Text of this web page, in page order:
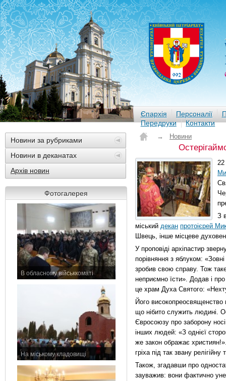
Єпархія Персоналії
Передруки
Контакти
Новини за рубриками
Новини в деканатах
Архів новин
Фотогалерея
В обласному військкоматі
На міському кладовищі
→ Новини
З
міський декан протоієрей
Швець, інше місцеве
У проповіді архіпастир
порівняння з яблуком:
зробив свою справу. Тож
неприємно їсти». Додав і
це храм Духа Святого:
Його високопреосвященство
що нібито служить людині.
Євросоюзу про заборону
інших людей: «З однієї
же закон ображає
гріха під так звану релігійну
Також, згадавши про
зауважив: вони фактично